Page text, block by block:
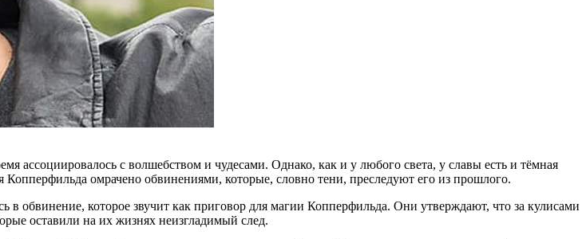
ассоциировалось с волшебством и чудесами. Однако, как и у любого света, у славы есть и тёмная
омрачено обвинениями, которые, словно тени, преследуют его из прошлого.
обвинение, которое звучит как приговор для магии Копперфильда. Они утверждают, что за кулисами
оставили на их жизнях неизгладимый след.